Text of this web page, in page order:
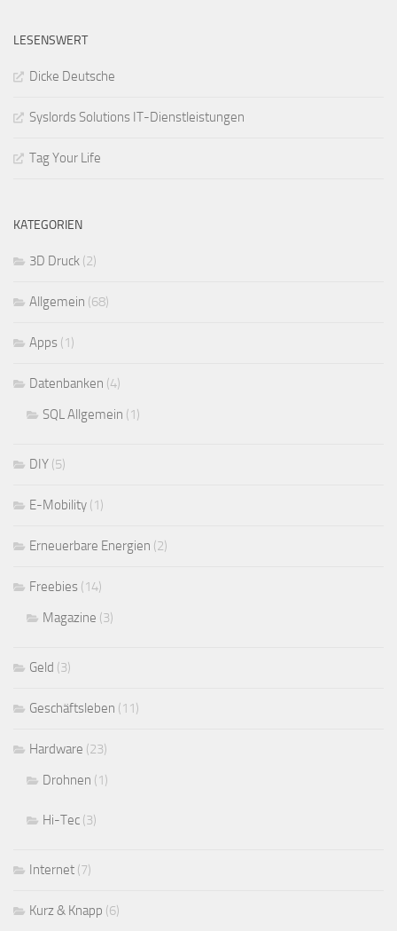
LESENSWERT
Dicke Deutsche
Syslords Solutions IT-Dienstleistungen
Tag Your Life
KATEGORIEN
3D Druck (2)
Allgemein (68)
Apps (1)
Datenbanken (4)
SQL Allgemein (1)
DIY (5)
E-Mobility (1)
Erneuerbare Energien (2)
Freebies (14)
Magazine (3)
Geld (3)
Geschäftsleben (11)
Hardware (23)
Drohnen (1)
Hi-Tec (3)
Internet (7)
Kurz & Knapp (6)